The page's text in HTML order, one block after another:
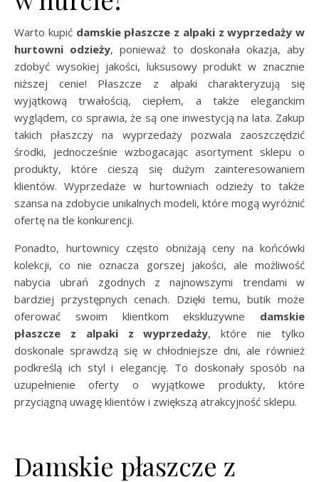
Warto kupić damskie płaszcze z alpaki z wyprzedaży w
hurtowni odzieży, ponieważ to doskonała okazja, aby
zdobyć wysokiej jakości, luksusowy produkt w znacznie
niższej cenie! Płaszcze z alpaki charakteryzują się
wyjątkową trwałością, ciepłem, a także eleganckim
wyglądem, co sprawia, że są one inwestycją na lata. Zakup
takich płaszczy na wyprzedaży pozwala zaoszczędzić
środki, jednocześnie wzbogacając asortyment sklepu o
produkty, które cieszą się dużym zainteresowaniem
klientów. Wyprzedaże w hurtowniach odzieży to także
szansa na zdobycie unikalnych modeli, które mogą wyróżnić
ofertę na tle konkurencji.
Ponadto, hurtownicy często obniżają ceny na końcówki
kolekcji, co nie oznacza gorszej jakości, ale możliwość
nabycia ubrań zgodnych z najnowszymi trendami w
bardziej przystępnych cenach. Dzięki temu, butik może
oferować swoim klientkom ekskluzywne damskie
płaszcze z alpaki z wyprzedaży, które nie tylko
doskonale sprawdzą się w chłodniejsze dni, ale również
podkreślą ich styl i elegancję. To doskonały sposób na
uzupełnienie oferty o wyjątkowe produkty, które
przyciągną uwagę klientów i zwiększą atrakcyjność sklepu.
Damskie płaszcze z